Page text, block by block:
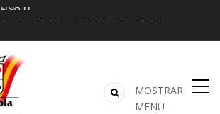
LIGA 11ª
2º CLASIFICATORIO EQUIPOS ONLINE
Curso de Formación y Actualización de
Monitores de Bridge
ANUNCIATE EN NUESTRA REVISTA
NUEVA PROGRAMACIÓN TORNEOS FUNBRIDGE
MOSTRAR
MENU